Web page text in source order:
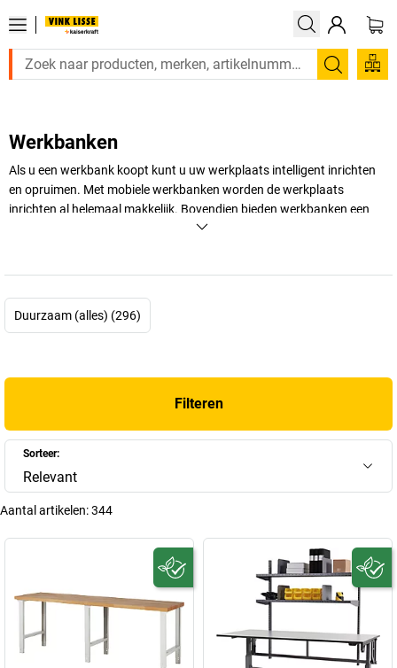
Zoeken
Werkbanken
Als u een werkbank koopt kunt u uw werkplaats intelligent inrichten
en opruimen. Met mobiele werkbanken worden de werkplaats
inrichten al helemaal makkelijk. Bovendien bieden werkbanken een
robuuste ondergrond voor uiteenlopende werkzaamheden. Daarmee
+Meer weergeven
Duurzaam (alles) (296)
Filteren
Sorteer:
Relevant
Aantal artikelen:344